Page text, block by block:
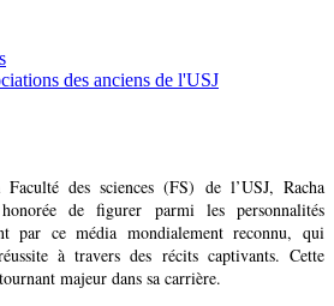
des anciens de l'USJ
des sciences (FS) de l’USJ, Racha
de figurer parmi les personnalités
par ce média mondialement reconnu, qui
à travers des récits captivants. Cette
majeur dans sa carrière.